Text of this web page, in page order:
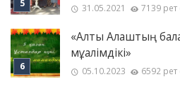
31.05.2021 7139 рет
«Алты Алаштың
мұғалімдікі»
05.10.2023 6592 рет